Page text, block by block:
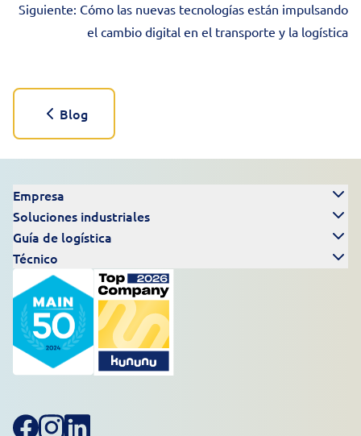
Siguiente: Cómo las nuevas tecnologías están impulsando
el cambio digital en el transporte y la logística
Blog
Empresa
Soluciones industriales
Guía de logística
Técnico